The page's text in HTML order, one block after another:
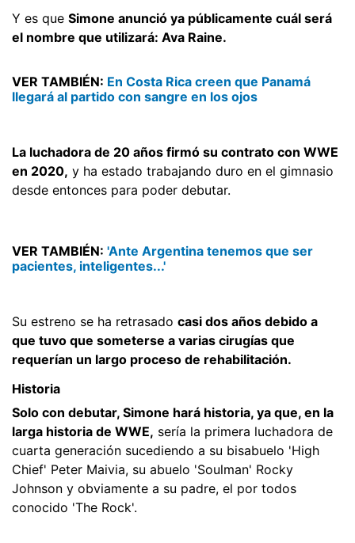
Y es que Simone anunció ya públicamente cuál será
el nombre que utilizará: Ava Raine.
VER TAMBIÉN: En Costa Rica creen que Panamá
llegará al partido con sangre en los ojos
La luchadora de 20 años firmó su contrato con WWE
en 2020, y ha estado trabajando duro en el gimnasio
desde entonces para poder debutar.
VER TAMBIÉN: 'Ante Argentina tenemos que ser
pacientes, inteligentes...'
Su estreno se ha retrasado casi dos años debido a
que tuvo que someterse a varias cirugías que
requerían un largo proceso de rehabilitación.
Historia
Solo con debutar, Simone hará historia, ya que, en la
larga historia de WWE, sería la primera luchadora de
cuarta generación sucediendo a su bisabuelo 'High
Chief' Peter Maivia, su abuelo 'Soulman' Rocky
Johnson y obviamente a su padre, el por todos
conocido 'The Rock'.